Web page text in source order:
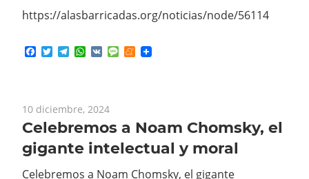
https://alasbarricadas.org/noticias/node/56114
Facebook
TwitterTelegram
WhatsApp
VK MessageMeneame
10 diciembre, 2024
Celebremos a Noam Chomsky, el
gigante intelectual y moral
Celebremos a Noam Chomsky, el gigante